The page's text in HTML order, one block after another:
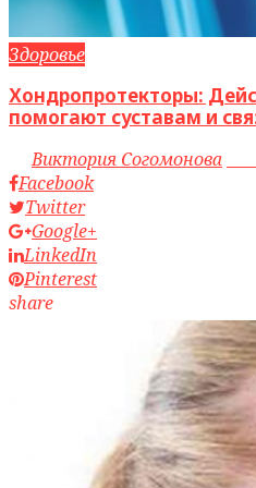
Здоровье
Хондропротекторы:
помогают суставам и
byВиктория Согомонова
Facebook
Twitter
Google+
LinkedIn
Pinterest
share